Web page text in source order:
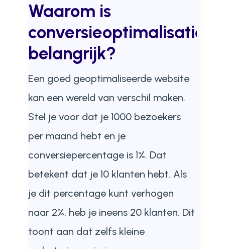
Waarom is
conversieoptimalisatie
belangrijk?
Een goed geoptimaliseerde website
kan een wereld van verschil maken.
Stel je voor dat je 1000 bezoekers
per maand hebt en je
conversiepercentage is 1%. Dat
betekent dat je 10 klanten hebt. Als
je dit percentage kunt verhogen
naar 2%, heb je ineens 20 klanten. Dit
toont aan dat zelfs kleine